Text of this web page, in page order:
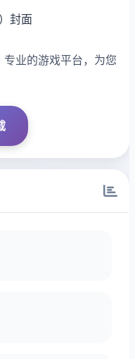
业的游戏平台，为您